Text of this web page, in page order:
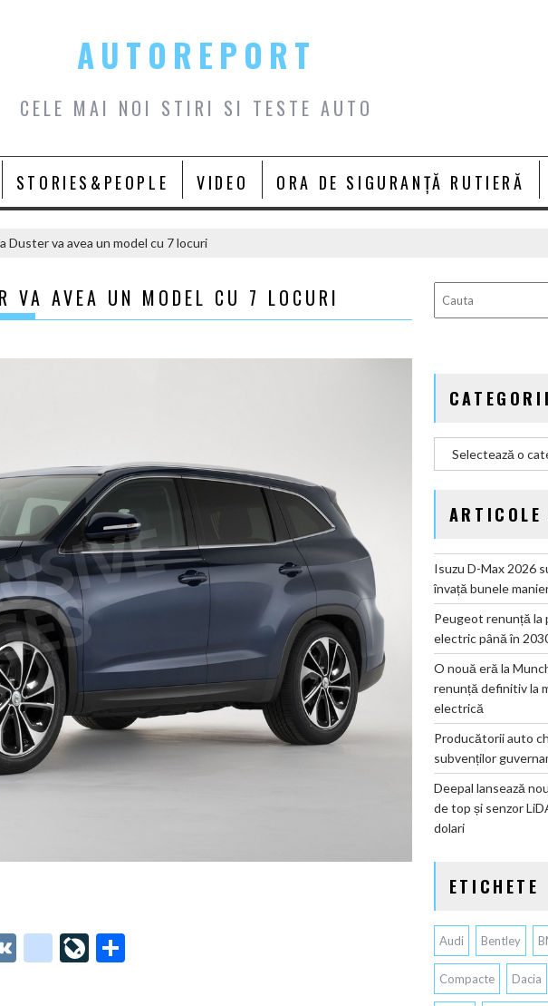
AUTOREPORT
CELE MAI NOI STIRI SI TESTE AUTO
STORIES&PEOPLE VIDEO ORA DE SIGURANȚĂ RUTIERĂ
Duster va avea un model cu 7 locuri
VA AVEA UN MODEL CU 7 LOCURI
V
g
Li
CATEGORII
ARTICOLE
Isuzu D-Max 2026
învață bunele
Peugeot renunță la
electric până în
O nouă eră la
renunță definitiv la
electrică
Producătorii auto
subvenților
Deepal lansează
de top și senzor
dolari
ETICHETE
Audi Bentley
Compacte Dacia